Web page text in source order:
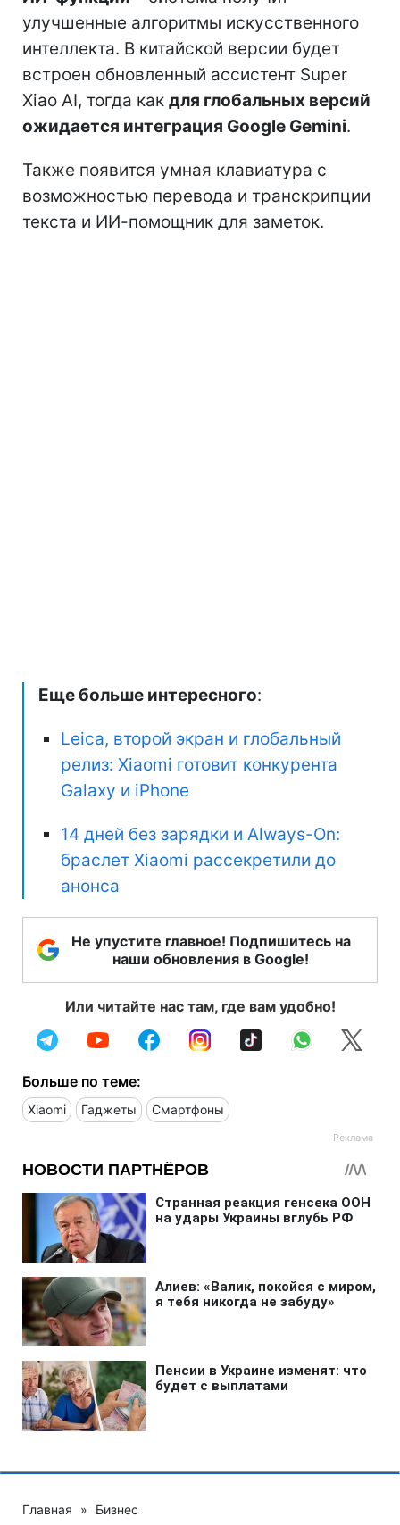
улучшенные алгоритмы искусственного
интеллекта. В китайской версии будет
встроен обновленный ассистент Super
Xiao AI, тогда как для глобальных версий
ожидается интеграция Google Gemini.
Также появится умная клавиатура с
возможностью перевода и транскрипции
текста и ИИ-помощник для заметок.
Еще больше интересного:
Leica, второй экран и глобальный
релиз: Xiaomi готовит конкурента
Galaxy и iPhone
14 дней без зарядки и Always-On:
браслет Xiaomi рассекретили до
анонса
Не упустите главное! Подпишитесь на
наши обновления в Google!
Или читайте нас там, где вам удобно!
Больше по теме:
Xiaomi Гаджеты Смартфоны
Главная » Бизнес